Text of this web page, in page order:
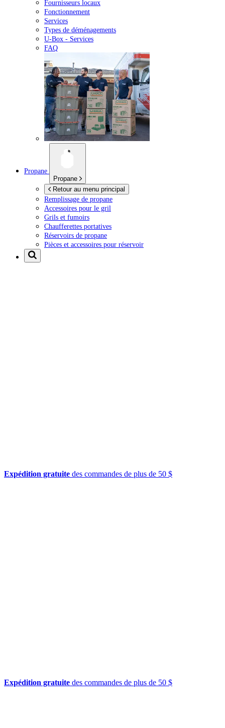
Fournisseurs locaux
Fonctionnement
Services
Types de déménagements
U-Box - Services
FAQ
Propane
Propane
Retour au menu principal
Remplissage de propane
Accessoires pour le gril
Grils et fumoirs
Chaufferettes portatives
Réservoirs de propane
Pièces et accessoires pour réservoir
Expédition gratuite des commandes de plus de 50 $
Expédition gratuite des commandes de plus de 50 $